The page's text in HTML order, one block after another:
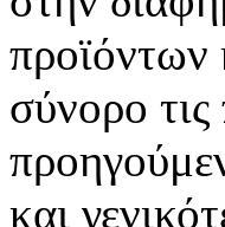
προϊόντων
σύνορο τις
και